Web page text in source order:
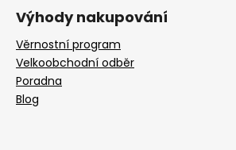
Výhody nakupování
Věrnostní program
Velkoobchodní odběr
Poradna
Blog